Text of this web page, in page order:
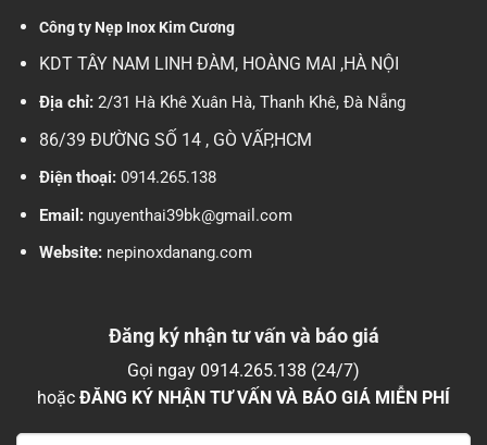
Công ty Nẹp Inox Kim Cương
KDT TÂY NAM LINH ĐÀM, HOÀNG MAI ,HÀ NỘI
Địa chỉ:2/31 Hà Khê Xuân Hà, Thanh Khê, Đà Nẵng
86/39 ĐƯỜNG SỐ 14 , GÒ VẤP,HCM
Điện thoại:0914.265.138
Email:nguyenthai39bk@gmail.com
Website:nepinoxdanang.com
Đăng ký nhận tư vấn và báo giá
Gọi ngay 0914.265.138 (24/7)
hoặc ĐĂNG KÝ NHẬN TƯ VẤN VÀ BÁO GIÁ MIỄN PHÍ